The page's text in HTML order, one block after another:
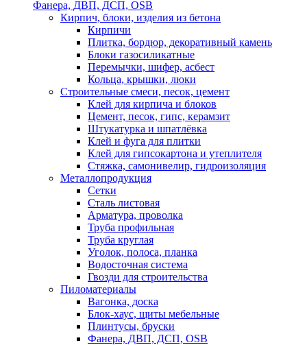
Фанера, ДВП, ДСП, OSB
Кирпич, блоки, изделия из бетона
Кирпичи
Плитка, бордюр, декоративный камень
Блоки газосиликатные
Перемычки, шифер, асбест
Кольца, крышки, люки
Строительные смеси, песок, цемент
Клей для кирпича и блоков
Цемент, песок, гипс, керамзит
Штукатурка и шпатлёвка
Клей и фуга для плитки
Клей для гипсокартона и утеплителя
Стяжка, самонивелир, гидроизоляция
Металлопродукция
Сетки
Сталь листовая
Арматура, проволка
Труба профильная
Труба круглая
Уголок, полоса, планка
Водосточная система
Гвозди для строительства
Пиломатериалы
Вагонка, доска
Блок-хаус, щиты мебельные
Плинтусы, бруски
Фанера, ДВП, ДСП, OSB